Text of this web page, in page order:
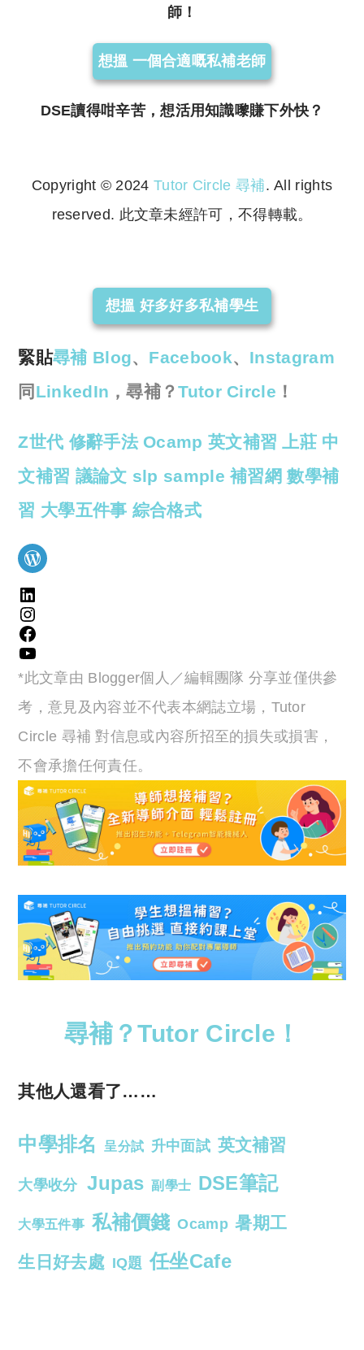
師！
想搵 一個合適嘅私補老師
DSE讀得咁辛苦，想活用知識嚟賺下外快？
Copyright © 2024 Tutor Circle 尋補. All rights
reserved. 此文章未經許可，不得轉載。
想搵 好多好多私補學生
緊貼尋補 Blog、 Facebook、 Instagram
同 LinkedIn ，尋補？Tutor Circle ！
Z世代 修辭手法 Ocamp 英文補習 上莊 中
文補習 議論文 slp sample 補習網 數學補
習 大學五件事 綜合格式
WordPress
LinkedIn
Instagram
Facebook
YouTube
*此文章由 Blogger個人／編輯團隊 分享並僅供參
考，意見及內容並不代表本網誌立場，Tutor
Circle 尋補 對信息或內容所招至的損失或損害，
不會承擔任何責任。
尋補？Tutor Circle！
其他人還看了……
中學排名 呈分試 升中面試 英文補習
大學收分 Jupas 副學士 DSE筆記
大學五件事 私補價錢 Ocamp 暑期工
生日好去處 IQ題 任坐Cafe